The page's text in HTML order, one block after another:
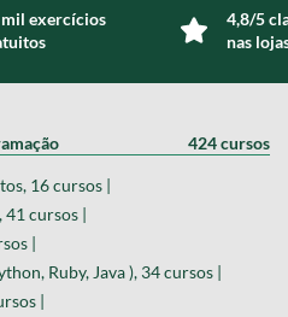
exercícios
4,8/5
nas
424 cursos
16 cursos |
41 cursos |
|
Ruby, Java ), 34 cursos |
|